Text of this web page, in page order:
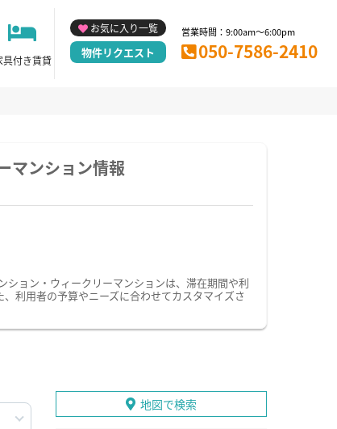
具付き賃貸
お気に入り一覧
物件リクエスト
営業時間：9:00am～6:00pm
050-7586-2410
マンション情報
ョン・ウィークリーマンションは、滞在期間や利
利用者の予算やニーズに合わせてカスタマイズさ
地図で検索